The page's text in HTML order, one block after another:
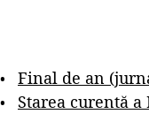
Final de an
Starea curentă